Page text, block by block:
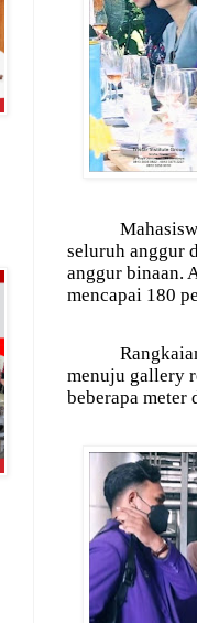
seluruh anggur
anggur binaan.
mencapai 180
menuju gallery
beberapa meter